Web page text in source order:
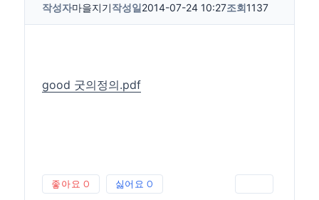
작성자마을지기작성일2014-07-24 10:27조회1137
good 굿의정의.pdf
좋아요 0 싫어요 0